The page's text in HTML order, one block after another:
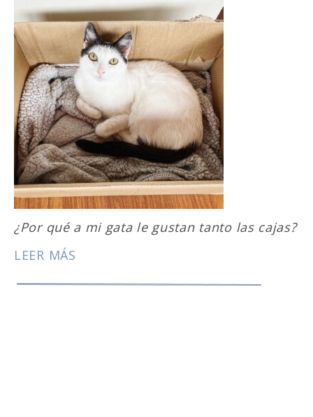
¿Por qué a mi gata le gustan tanto las cajas?
LEER MÁS